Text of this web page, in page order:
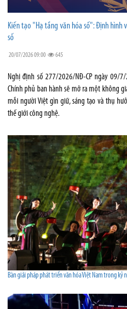
Kiến tạo "Hạ tầng văn hóa số": Định hình
số
20/07/2026 09:00 645
Nghị định số 277/2026/NĐ-CP ngày 09/
Chính phủ ban hành sẽ mở ra một không
mỗi người Việt gìn giữ, sáng tạo và thụ
thế giới công nghệ.
Bàn giải pháp phát triển văn hóa Việt Nam trong kỷ